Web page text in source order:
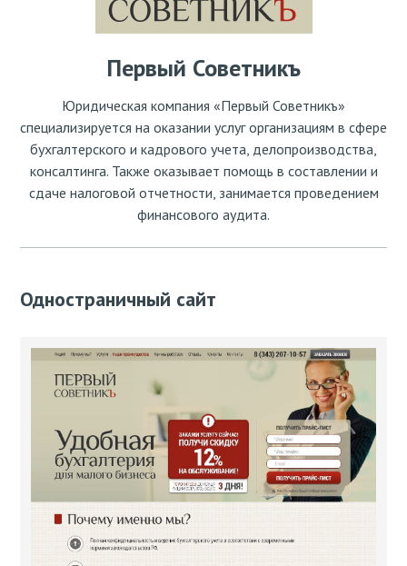
Первый Советникъ
Юридическая компания «Первый Советникъ»
специализируется на оказании услуг организациям в сфере
бухгалтерского и кадрового учета, делопроизводства,
консалтинга. Также оказывает помощь в составлении и
сдаче налоговой отчетности, занимается проведением
финансового аудита.
Одностраничный сайт